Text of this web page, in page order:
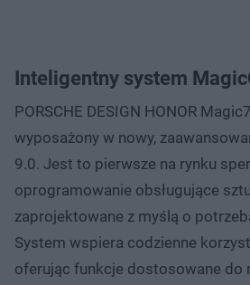
Inteligentny system
PORSCHE DESIGN HONOR
wyposażony w nowy,
9.0. Jest to pierwsze na rynku
oprogramowanie obsługujące
zaprojektowane z myślą o
System wspiera codzienne
oferując funkcje dostosowane do